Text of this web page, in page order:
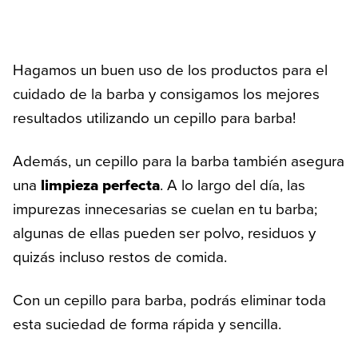
Hagamos un buen uso de los productos para el
cuidado de la barba y consigamos los mejores
resultados utilizando un cepillo para barba!
Además, un cepillo para la barba también asegura
una limpieza perfecta. A lo largo del día, las
impurezas innecesarias se cuelan en tu barba;
algunas de ellas pueden ser polvo, residuos y
quizás incluso restos de comida.
Con un cepillo para barba, podrás eliminar toda
esta suciedad de forma rápida y sencilla.